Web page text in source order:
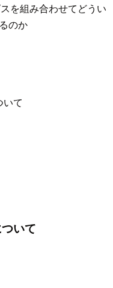
を組み合わせてどうい
のか
いて
いて